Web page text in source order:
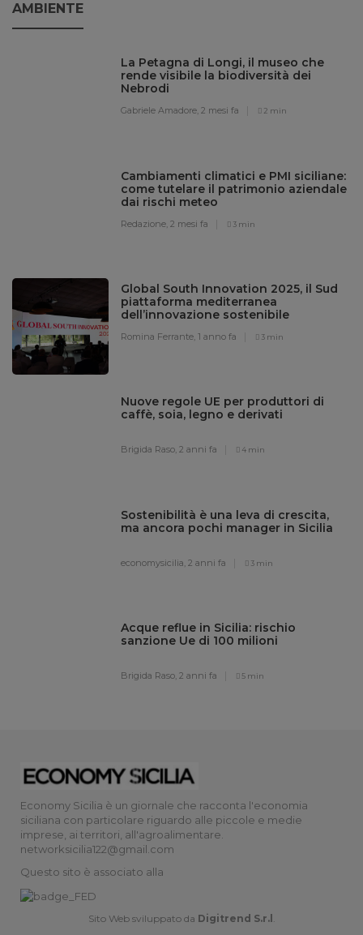
AMBIENTE
La Petagna di Longi, il museo che
rende visibile la biodiversità dei
Nebrodi
Gabriele Amadore,2 mesi fa 2 min
Cambiamenti climatici e PMI siciliane:
come tutelare il patrimonio aziendale
dai rischi meteo
Redazione,2 mesi fa 3 min
Global South Innovation 2025, il Sud
piattaforma mediterranea
dell’innovazione sostenibile
Romina Ferrante,1 anno fa 3 min
Nuove regole UE per produttori di
caffè, soia, legno e derivati
Brigida Raso,2 anni fa 4 min
Sostenibilità è una leva di crescita,
ma ancora pochi manager in Sicilia
economysicilia,2 anni fa 3 min
Acque reflue in Sicilia: rischio
sanzione Ue di 100 milioni
Brigida Raso,2 anni fa 5 min
Economy Sicilia è un giornale che racconta l'economia
siciliana con particolare riguardo alle piccole e medie
imprese, ai territori, all'agroalimentare.
networksicilia122@gmail.com
Questo sito è associato alla
Sito Web sviluppato da Digitrend S.r.l